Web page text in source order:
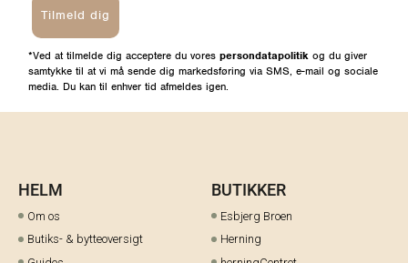
Tilmeld dig
*Ved at tilmelde dig acceptere du vores persondatapolitik og du giver
samtykke til at vi må sende dig markedsføring via SMS, e-mail og sociale
media. Du kan til enhver tid afmeldes igen.
HELM
Om os
Butiks- & bytteoversigt
BUTIKKER
Esbjerg Broen
Herning